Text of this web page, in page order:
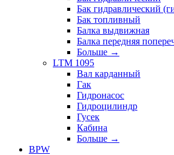
Бак гидравлический
Бак топливный
Балка выдвижная
Балка передняя
Больше →
LTM 1095
Вал карданный
Гак
Гидронасос
Гидроцилиндр
Гусек
Кабина
Больше →
BPW